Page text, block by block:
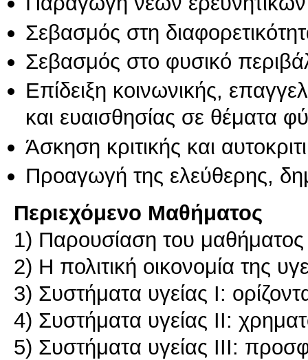
Σεβασμός στη
Σεβασμός στο φυσικό
Επίδειξη κοινωνικής,
και ευαισθησίας σε θέματα
Άσκηση κριτικής και
Προαγωγή της ελεύθερης,
Περιεχόμενο Μαθήματος
1) Παρουσίαση του μαθήματος
2) Η πολιτική οικονομία της
3) Συστήματα υγείας Ι:
4) Συστήματα υγείας ΙΙ:
5) Συστήματα υγείας ΙΙΙ: